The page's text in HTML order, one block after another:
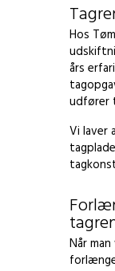
Hos
års
udfører
Vi laver
Når